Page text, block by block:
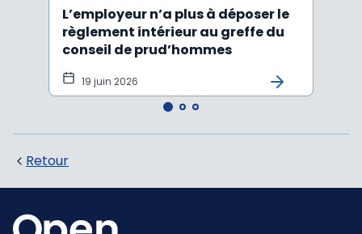
L’employeur n’a plus à déposer le
règlement intérieur au greffe du
conseil de prud’hommes
19 juin 2026
Retour